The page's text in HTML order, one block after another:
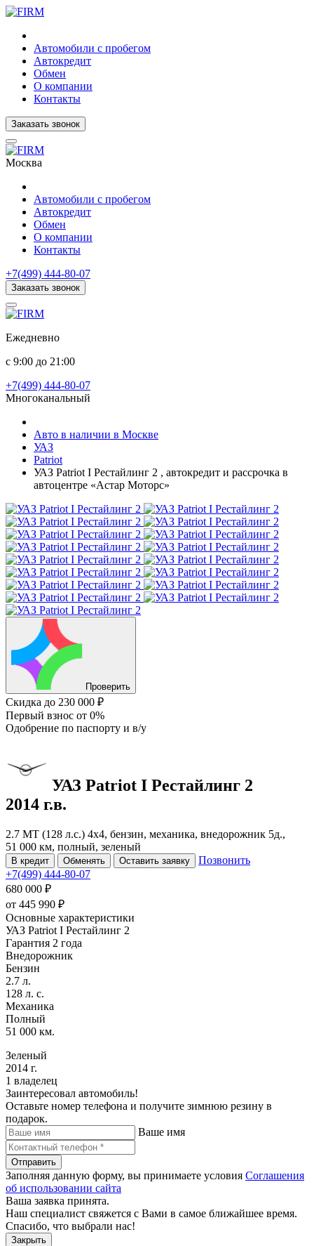
Автомобили с пробегом
Автокредит
Обмен
О компании
Контакты
Заказать звонок
Москва
Автомобили с пробегом
Автокредит
Обмен
О компании
Контакты
+7(499) 444-80-07
Заказать звонок
Ежедневно
с 9:00 до 21:00
+7(499) 444-80-07
Многоканальный
Авто в наличии в Москве
УАЗ
Patriot
УАЗ Patriot I Рестайлинг 2 , автокредит и рассрочка в
автоцентре «Астар Моторс»
Проверить
Скидка до 230 000 ₽
Первый взнос от 0%
Одобрение по паспорту и в/у
УАЗ Patriot I Рестайлинг 2
2014 г.в.
2.7 MT (128 л.с.) 4x4, бензин, механика, внедорожник 5д.,
51 000 км, полный, зеленый
В кредит Обменять Оставить заявку
Позвонить
+7(499) 444-80-07
680 000 ₽
от 445 990 ₽
Основные характеристики
УАЗ Patriot I Рестайлинг 2
Гарантия 2 года
Внедорожник
Бензин
2.7 л.
128 л. с.
Механика
Полный
51 000 км.
Зеленый
2014 г.
1 владелец
Заинтересовал автомобиль!
Оставьте номер телефона и получите зимнюю резину в
подарок.
Ваше имя
Отправить
Заполняя данную форму, вы принимаете условия Соглашения
об использовании сайта
Ваша заявка принята.
Наш специалист свяжется с Вами в самое ближайшее время.
Спасибо, что выбрали нас!
Закрыть